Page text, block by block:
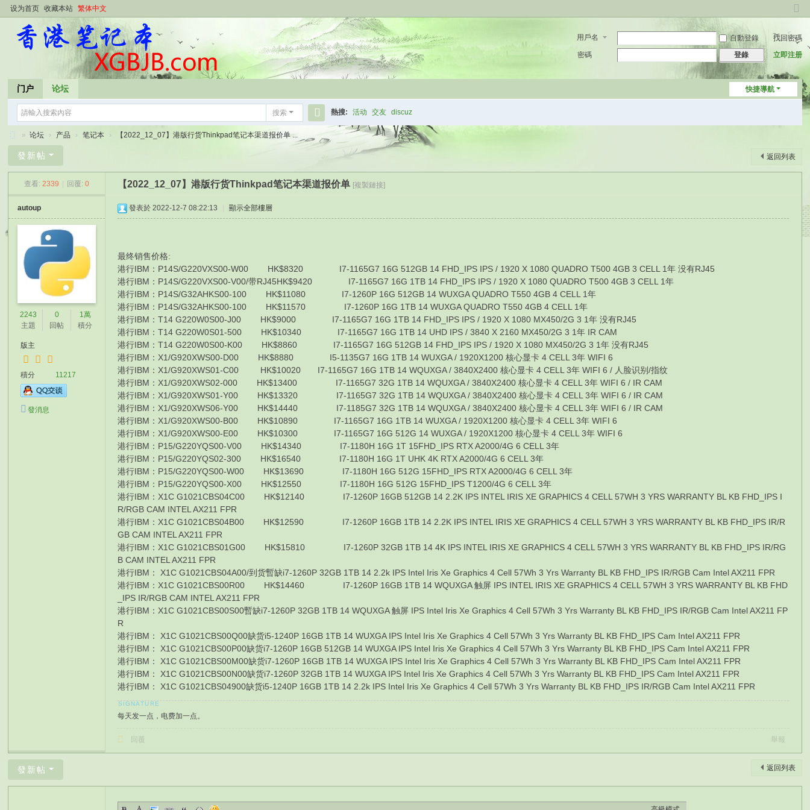
设为首页 收藏本站 繁体中文
切
到
窄
用戶名 自動登錄
找回密碼
密碼
登錄 立即注册
快捷導航
门户 论坛
搜索
索
熱搜: 活动 交友 discuz
香
港
记
本
» 论坛 › 产品 › 笔记本 › 【2022_12_07】港版行货Thinkpad笔记本渠道报价单 ...
返回列表
發新帖
查看: 2339 回覆: 0 【2022_12_07】港版行货Thinkpad笔记本渠道报价单 [複製鏈接]
autoup
2243
主題
0
回帖
1萬
積分
版主
積分 11217
發消息
發表於 2022-12-7 08:22:13 顯示全部樓層
最终销售价格:
港行IBM：P14S/G220VXS00-W00 HK$8320 I7-1165G7 16G 512GB 14 FHD_IPS IPS / 1920 X 1080 QUADRO T500 4GB 3 CELL 1年 没有RJ45
港行IBM：P14S/G220VXS00-V00/带RJ45HK$9420 I7-1165G7 16G 1TB 14 FHD_IPS IPS / 1920 X 1080 QUADRO T500 4GB 3 CELL 1年
港行IBM：P14S/G32AHKS00-100 HK$11080 I7-1260P 16G 512GB 14 WUXGA QUADRO T550 4GB 4 CELL 1年
港行IBM：P14S/G32AHKS00-100 HK$11570 I7-1260P 16G 1TB 14 WUXGA QUADRO T550 4GB 4 CELL 1年
港行IBM：T14 G220W0S00-J00 HK$9000 I7-1165G7 16G 1TB 14 FHD_IPS IPS / 1920 X 1080 MX450/2G 3 1年 没有RJ45
港行IBM：T14 G220W0S01-500 HK$10340 I7-1165G7 16G 1TB 14 UHD IPS / 3840 X 2160 MX450/2G 3 1年 IR CAM
港行IBM：T14 G220W0S00-K00 HK$8860 I7-1165G7 16G 512GB 14 FHD_IPS IPS / 1920 X 1080 MX450/2G 3 1年 没有RJ45
港行IBM：X1/G920XWS00-D00 HK$8880 I5-1135G7 16G 1TB 14 WUXGA / 1920X1200 核心显卡 4 CELL 3年 WIFI 6
港行IBM：X1/G920XWS01-C00 HK$10020 I7-1165G7 16G 1TB 14 WQUXGA / 3840X2400 核心显卡 4 CELL 3年 WIFI 6 / 人脸识别/指纹
港行IBM：X1/G920XWS02-000 HK$13400 I7-1165G7 32G 1TB 14 WQUXGA / 3840X2400 核心显卡 4 CELL 3年 WIFI 6 / IR CAM
港行IBM：X1/G920XWS01-Y00 HK$13320 I7-1165G7 32G 1TB 14 WQUXGA / 3840X2400 核心显卡 4 CELL 3年 WIFI 6 / IR CAM
港行IBM：X1/G920XWS06-Y00 HK$14440 I7-1185G7 32G 1TB 14 WQUXGA / 3840X2400 核心显卡 4 CELL 3年 WIFI 6 / IR CAM
港行IBM：X1/G920XWS00-B00 HK$10890 I7-1165G7 16G 1TB 14 WUXGA / 1920X1200 核心显卡 4 CELL 3年 WIFI 6
港行IBM：X1/G920XWS00-E00 HK$10300 I7-1165G7 16G 512G 14 WUXGA / 1920X1200 核心显卡 4 CELL 3年 WIFI 6
港行IBM：P15/G220YQS00-V00 HK$14340 I7-1180H 16G 1T 15FHD_IPS RTX A2000/4G 6 CELL 3年
港行IBM：P15/G220YQS02-300 HK$16540 I7-1180H 16G 1T UHK 4K RTX A2000/4G 6 CELL 3年
港行IBM：P15/G220YQS00-W00 HK$13690 I7-1180H 16G 512G 15FHD_IPS RTX A2000/4G 6 CELL 3年
港行IBM：P15/G220YQS00-X00 HK$12550 I7-1180H 16G 512G 15FHD_IPS T1200/4G 6 CELL 3年
港行IBM：X1C G1021CBS04C00 HK$12140 I7-1260P 16GB 512GB 14 2.2K IPS INTEL IRIS XE GRAPHICS 4 CELL 57WH 3 YRS WARRANTY BL KB FHD_IPS I
R/RGB CAM INTEL AX211 FPR
港行IBM：X1C G1021CBS04B00 HK$12590 I7-1260P 16GB 1TB 14 2.2K IPS INTEL IRIS XE GRAPHICS 4 CELL 57WH 3 YRS WARRANTY BL KB FHD_IPS IR/R
GB CAM INTEL AX211 FPR
港行IBM：X1C G1021CBS01G00 HK$15810 I7-1260P 32GB 1TB 14 4K IPS INTEL IRIS XE GRAPHICS 4 CELL 57WH 3 YRS WARRANTY BL KB FHD_IPS IR/RG
B CAM INTEL AX211 FPR
港行IBM： X1C G1021CBS04A00/到货暫缺i7-1260P 32GB 1TB 14 2.2k IPS Intel Iris Xe Graphics 4 Cell 57Wh 3 Yrs Warranty BL KB FHD_IPS IR/RGB Cam Intel AX211 FPR
港行IBM：X1C G1021CBS00R00 HK$14460 I7-1260P 16GB 1TB 14 WQUXGA 触屏 IPS INTEL IRIS XE GRAPHICS 4 CELL 57WH 3 YRS WARRANTY BL KB FHD
_IPS IR/RGB CAM INTEL AX211 FPR
港行IBM：X1C G1021CBS00S00暫缺i7-1260P 32GB 1TB 14 WQUXGA 触屏 IPS Intel Iris Xe Graphics 4 Cell 57Wh 3 Yrs Warranty BL KB FHD_IPS IR/RGB Cam Intel AX211 FP
R
港行IBM： X1C G1021CBS00Q00缺货i5-1240P 16GB 1TB 14 WUXGA IPS Intel Iris Xe Graphics 4 Cell 57Wh 3 Yrs Warranty BL KB FHD_IPS Cam Intel AX211 FPR
港行IBM： X1C G1021CBS00P00缺货i7-1260P 16GB 512GB 14 WUXGA IPS Intel Iris Xe Graphics 4 Cell 57Wh 3 Yrs Warranty BL KB FHD_IPS Cam Intel AX211 FPR
港行IBM： X1C G1021CBS00M00缺货i7-1260P 16GB 1TB 14 WUXGA IPS Intel Iris Xe Graphics 4 Cell 57Wh 3 Yrs Warranty BL KB FHD_IPS Cam Intel AX211 FPR
港行IBM： X1C G1021CBS00N00缺货i7-1260P 32GB 1TB 14 WUXGA IPS Intel Iris Xe Graphics 4 Cell 57Wh 3 Yrs Warranty BL KB FHD_IPS Cam Intel AX211 FPR
港行IBM： X1C G1021CBS04900缺货i5-1240P 16GB 1TB 14 2.2k IPS Intel Iris Xe Graphics 4 Cell 57Wh 3 Yrs Warranty BL KB FHD_IPS IR/RGB Cam Intel AX211 FPR
每天发一点，电费加一点。
回覆 舉報
返回列表
發新帖